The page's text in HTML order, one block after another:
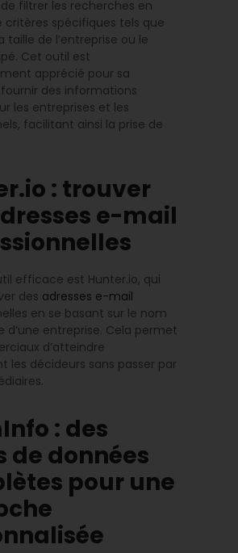
filtrer les recherches en
spécifiques tels que
taille de l’entreprise ou le
Cet outil est
apprécié pour sa
des informations
les entreprises et les
facilitant ainsi la prise de
: trouver
e-mail
efficace est Hunter.io, qui
des adresses e-mail
en se basant sur le nom
d’une entreprise. Cela permet
d’atteindre
les décideurs sans passer par
: des
de données
pour une